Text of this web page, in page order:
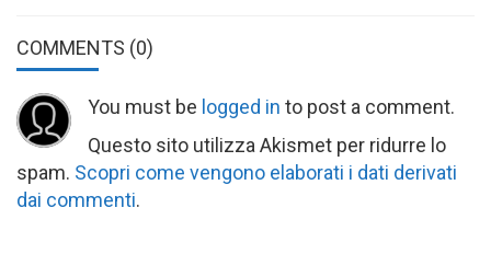
COMMENTS (0)
You must be logged in to post a comment.
Questo sito utilizza Akismet per ridurre lo
spam. Scopri come vengono elaborati i dati derivati
dai commenti.